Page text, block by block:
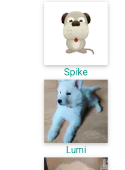
Spike
Lumi